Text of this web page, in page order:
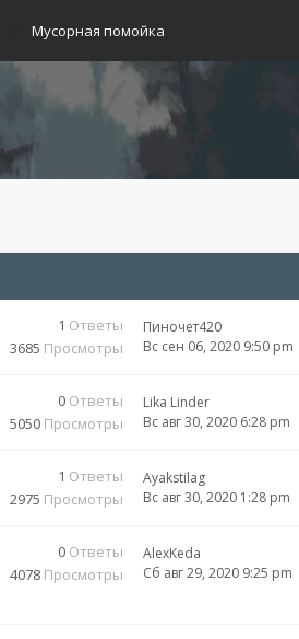
Мусорная помойка
1 Ответы
3685 Просмотры
Пиночет420
Вс сен 06, 2020 9:50 pm
0 Ответы
5050 Просмотры
Lika Linder
Вс авг 30, 2020 6:28 pm
1 Ответы
2975 Просмотры
Ayakstilag
Вс авг 30, 2020 1:28 pm
0 Ответы
4078 Просмотры
AlexKeda
Сб авг 29, 2020 9:25 pm